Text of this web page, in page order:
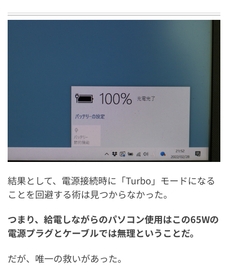
結果として、電源接続時に「Turbo」モードになる
ことを回避する術は見つからなかった。
つまり、給電しながらのパソコン使用はこの65Wの
電源プラグとケーブルでは無理ということだ。
だが、唯一の救いがあった。